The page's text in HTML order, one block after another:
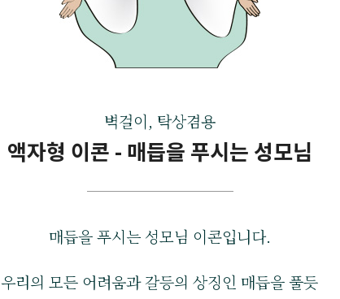
벽걸이, 탁상겸용
액자형 이콘 - 매듭을 푸시는 성모님
매듭을 푸시는 성모님 이콘입니다.
우리의 모든 어려움과 갈등의 상징인 매듭을 풀듯